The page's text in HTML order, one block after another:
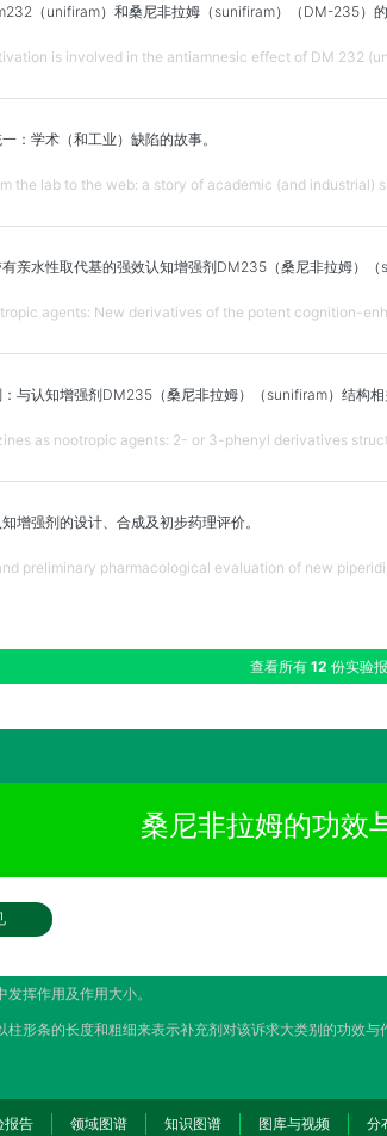
（unifiram）和桑尼非拉姆（sunifiram）（DM-235）的
is involved in the antiamnesic effect of DM 232
：学术（和工业）缺陷的故事。
the lab to the web: a story of academic (and industrial)
亲水性取代基的强效认知增强剂DM235（桑尼非拉姆）（
agents: New derivatives of the potent cognition-
与认知增强剂DM235（桑尼非拉姆）（sunifiram）结构相
as nootropic agents: 2- or 3-phenyl derivatives
增强剂的设计、合成及初步药理评价。
preliminary pharmacological evaluation of new
查看所有 12 份实验
桑尼非拉姆的功效
挥作用及作用大小。
形条的长度和粗细来表示补充剂对该诉求大类别的功效与
报告 领域图谱 知识图谱 图库与视频 分